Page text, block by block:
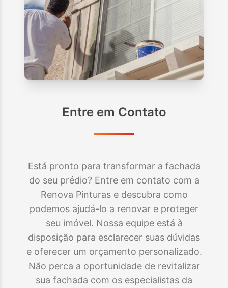
Entre em Contato
Está pronto para transformar a fachada
do seu prédio? Entre em contato com a
Renova Pinturas e descubra como
podemos ajudá-lo a renovar e proteger
seu imóvel. Nossa equipe está à
disposição para esclarecer suas dúvidas
e oferecer um orçamento personalizado.
Não perca a oportunidade de revitalizar
sua fachada com os especialistas da